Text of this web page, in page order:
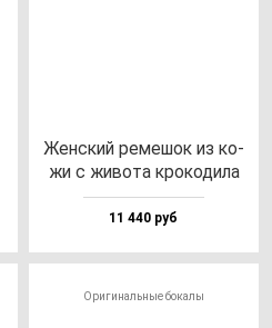
Жен­ский ре­ме­шок из ко­
жи с жи­во­та кро­ко­ди­ла
11 440 руб
Оригинальные бокалы